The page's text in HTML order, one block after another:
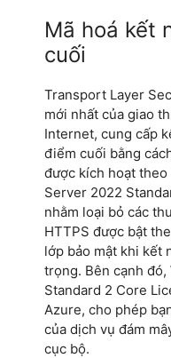
Mã hoá kết
cuối
Transport Layer
mới nhất của giao
Internet, cung cấp
điểm cuối bằng
được kích hoạt
Server 2022
nhằm loại bỏ các
HTTPS được bật
lớp bảo mật khi kết
trọng. Bên cạnh
Standard 2 Core
Azure, cho phép
của dịch vụ đám
cục bộ.